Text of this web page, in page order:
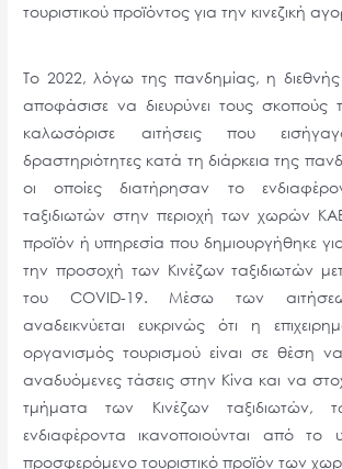
τουριστικού προϊόντος για την κινεζική
Το 2022, λόγω της πανδημίας, η διεθνής
αποφάσισε να διευρύνει τους σκοπούς
καλωσόρισε αιτήσεις που
δραστηριότητες κατά τη διάρκεια της
οι οποίες διατήρησαν το
ταξιδιωτών στην περιοχή των χωρών
προϊόν ή υπηρεσία που δημιουργήθηκε
την προσοχή των Κινέζων ταξιδιωτών
του COVID-19. Μέσω των
αναδεικνύεται ευκρινώς ότι η
οργανισμός τουρισμού είναι σε θέση
αναδυόμενες τάσεις στην Κίνα και να
τμήματα των Κινέζων ταξιδιωτών,
ενδιαφέροντα ικανοποιούνται από το
προσφερόμενο τουριστικό προϊόν των